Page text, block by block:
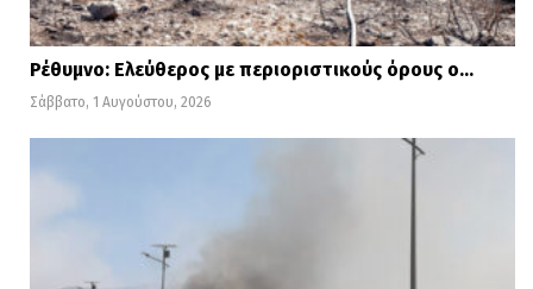
Ρέθυμνο: Ελεύθερος με περιοριστικούς όρους ο…
Σάββατο, 1 Αυγούστου, 2026